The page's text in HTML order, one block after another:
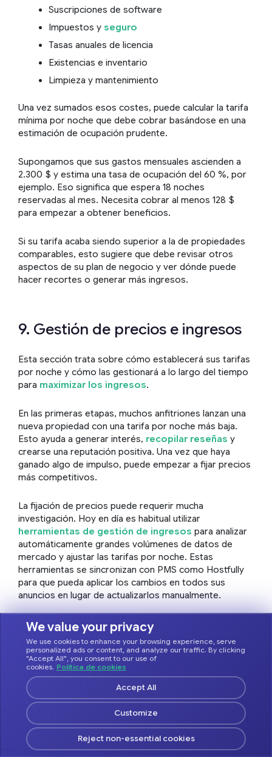
We value your privacy
We use cookies to enhance your browsing experience, serve
personalized ads or content, and analyze our traffic. By clicking
"Accept All", you consent to our use of
cookies. Política de cookies
Customize
Reject non-essential cookies
Accept All
Suscripciones de software
Impuestos y seguro
Tasas anuales de licencia
Existencias e inventario
Limpieza y mantenimiento
Una vez sumados esos costes, puede calcular la tarifa
mínima por noche que debe cobrar basándose en una
estimación de ocupación prudente.
Supongamos que sus gastos mensuales ascienden a
2.300 $ y estima una tasa de ocupación del 60 %, por
ejemplo. Eso significa que espera 18 noches
reservadas al mes. Necesita cobrar al menos 128 $
para empezar a obtener beneficios.
Si su tarifa acaba siendo superior a la de propiedades
comparables, esto sugiere que debe revisar otros
aspectos de su plan de negocio y ver dónde puede
hacer recortes o generar más ingresos.
9. Gestión de precios e ingresos
Esta sección trata sobre cómo establecerá sus tarifas
por noche y cómo las gestionará a lo largo del tiempo
para maximizar los ingresos.
En las primeras etapas, muchos anfitriones lanzan una
nueva propiedad con una tarifa por noche más baja.
Esto ayuda a generar interés, recopilar reseñas y
crearse una reputación positiva. Una vez que haya
ganado algo de impulso, puede empezar a fijar precios
más competitivos.
La fijación de precios puede requerir mucha
investigación. Hoy en día es habitual utilizar
herramientas de gestión de ingresos para analizar
automáticamente grandes volúmenes de datos de
mercado y ajustar las tarifas por noche. Estas
herramientas se sincronizan con PMS como Hostfully
para que pueda aplicar los cambios en todos sus
anuncios en lugar de actualizarlos manualmente.
10. Plan financiero para el
crecimiento y la ampliación
Esta es la sección que más interesa a muchos
inversores porque muestra si el negocio es
financieramente sólido. Debe responder a las
siguientes preguntas: